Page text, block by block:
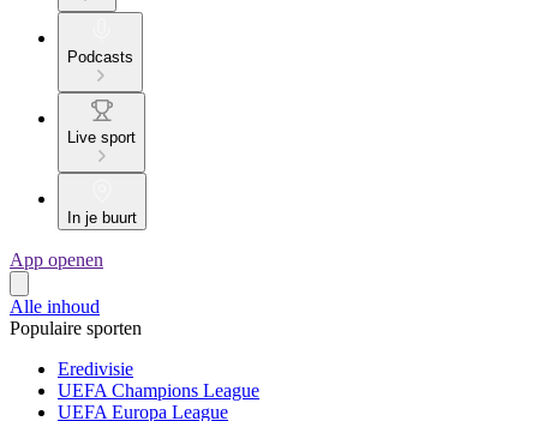
Podcasts
Live sport
In je buurt
App openen
Alle inhoud
Populaire sporten
Eredivisie
UEFA Champions League
UEFA Europa League